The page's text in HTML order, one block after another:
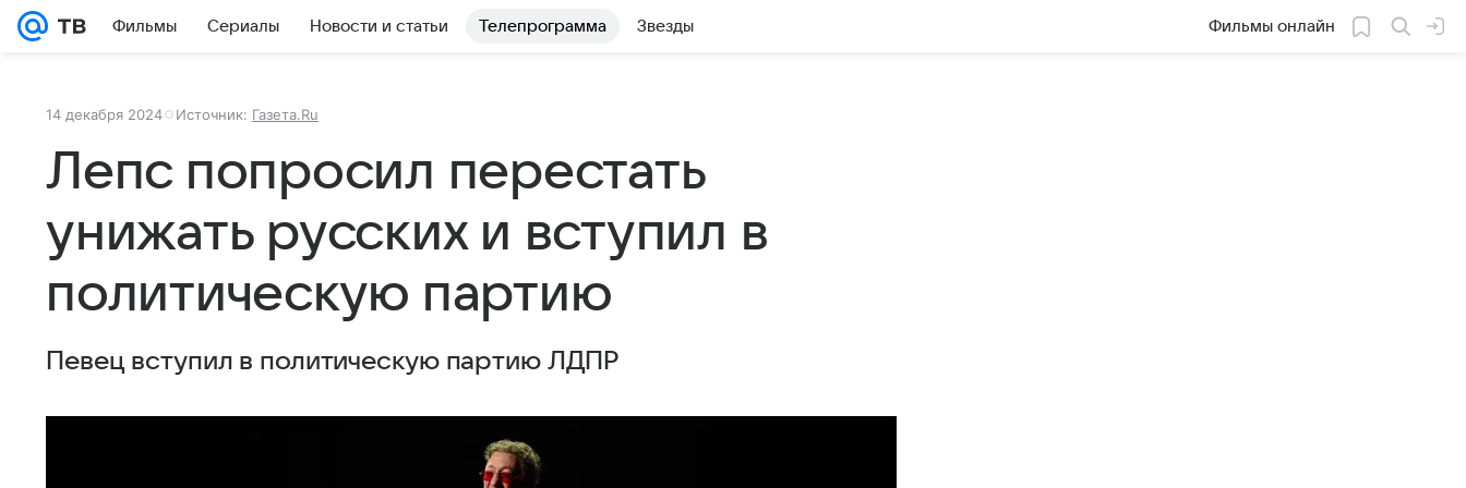
Фильмы Сериалы Новости и статьи Телепрограмма Звезды Фильмы онлайн
14 декабря 2024 Источник: Газета.Ru
Лепс попросил перестать
унижать русских и вступил в
политическую партию
Певец вступил в политическую партию ЛДПР